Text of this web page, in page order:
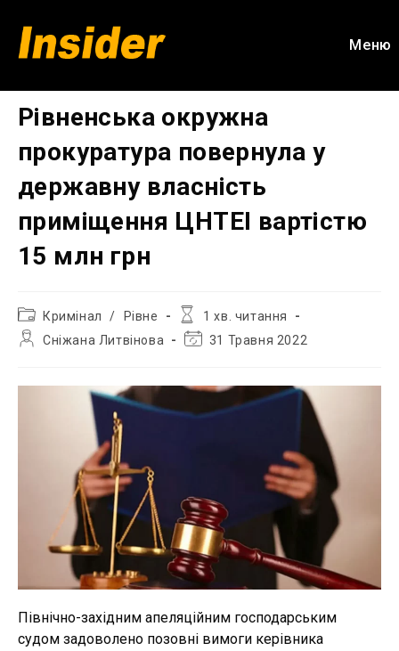
вмісту
Меню
Рівненська окружна
прокуратура повернула у
державну власність
приміщення ЦНТЕІ вартістю
15 млн грн
Категорія
запису:
Кримінал / Рівне
Час
читання:
1 хв. читання
АвторСніжана Литвінова
Остання31 Травня 2022
Північно-західним апеляційним господарським
судом задоволено позовні вимоги керівника